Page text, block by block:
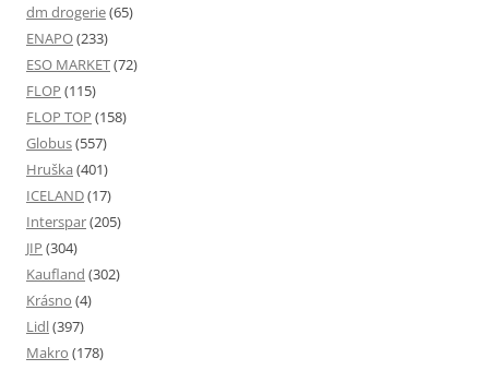
dm drogerie(65)
ENAPO(233)
ESO MARKET(72)
FLOP (115)
FLOP TOP (158)
Globus(557)
Hruška (401)
ICELAND(17)
Interspar(205)
JIP (304)
Kaufland (302)
Krásno (4)
Lidl(397)
Makro (178)